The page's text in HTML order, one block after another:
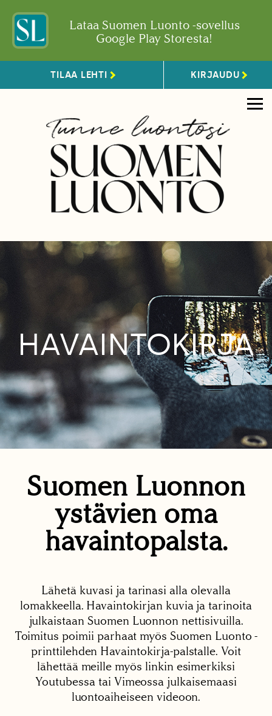
Lataa Suomen Luonto -sovellus
Google Play Storesta!
TILAA LEHTI KIRJAUDU
HAVAINTOKIRJA
Suomen Luonnon
ystävien oma
havaintopalsta.
Lähetä kuvasi ja tarinasi alla olevalla
lomakkeella. Havaintokirjan kuvia ja tarinoita
julkaistaan Suomen Luonnon nettisivuilla.
Toimitus poimii parhaat myös Suomen Luonto -
printtilehden Havaintokirja-palstalle. Voit
lähettää meille myös linkin esimerkiksi
Youtubessa tai Vimeossa julkaisemaasi
luontoaiheiseen videoon.